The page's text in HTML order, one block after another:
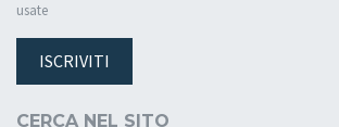
usate
ISCRIVITI
CERCA NEL SITO